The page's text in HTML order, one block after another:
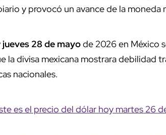
y provocó un avance de la
jueves 28 de mayode 2026 en México
la divisa mexicana mostrara debilidad
nacionales.
es el precio del dólar hoy martes 26